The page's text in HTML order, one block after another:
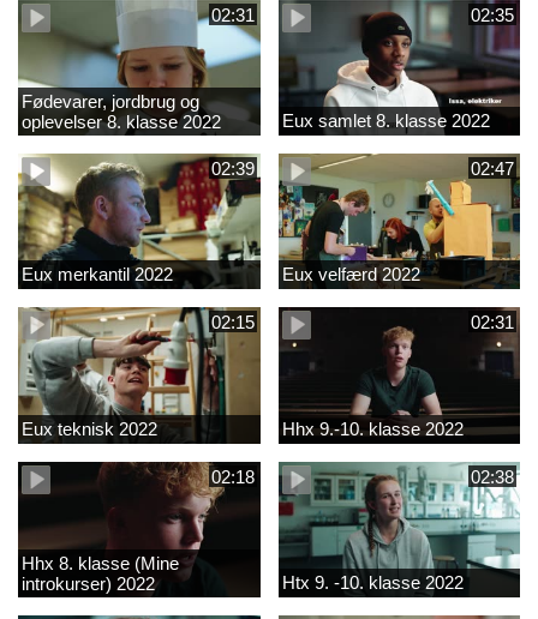
02:31
Fødevarer, jordbrug og
oplevelser 8. klasse 2022
02:35
Eux samlet 8. klasse 2022
02:39
Eux merkantil 2022
02:47
Eux velfærd 2022
02:15
Eux teknisk 2022
02:31
Hhx 9.-10. klasse 2022
02:18
Hhx 8. klasse (Mine
introkurser) 2022
02:38
Htx 9. -10. klasse 2022